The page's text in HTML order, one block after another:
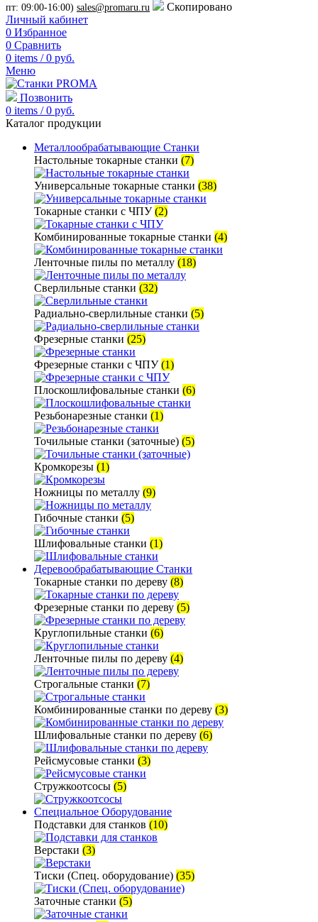
пт: 09:00-16:00) sales@promaru.ru
Скопировано
Личный кабинет
0 Избранное
0 Сравнить
0 items / 0 руб.
Меню
Позвонить
0 items / 0 руб.
Каталог продукции
Металлообрабатывающие Станки
Настольные токарные станки (7)
Универсальные токарные станки (38)
Токарные станки с ЧПУ(2)
Комбинированные токарные станки (4)
Ленточные пилы по металлу (18)
Сверлильные станки (32)
Радиально-сверлильные станки (5)
Фрезерные станки (25)
Фрезерные станки с ЧПУ(1)
Плоскошлифовальные станки (6)
Резьбонарезные станки (1)
Точильные станки (заточные) (5)
Кромкорезы (1)
Ножницы по металлу (9)
Гибочные станки (5)
Шлифовальные станки (1)
Деревообрабатывающие Станки
Токарные станки по дереву (8)
Фрезерные станки по дереву (5)
Круглопильные станки (6)
Ленточные пилы по дереву (4)
Строгальные станки (7)
Комбинированные станки по дереву (3)
Шлифовальные станки по дереву (6)
Рейсмусовые станки (3)
Стружкоотсосы (5)
Специальное Оборудование
Подставки для станков (10)
Верстаки (3)
Тиски (Спец. оборудование) (35)
Заточные станки (5)